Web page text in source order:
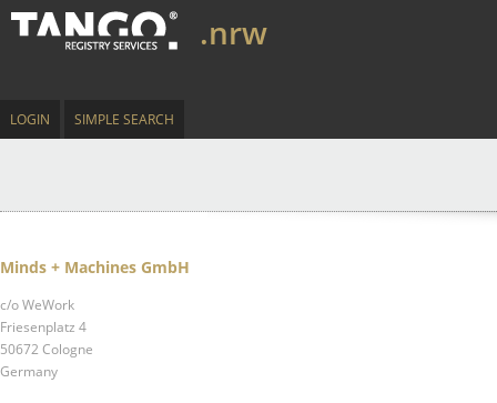
.nrw
LOGIN SIMPLE SEARCH
Minds + Machines GmbH
c/o WeWork
Friesenplatz 4
50672 Cologne
Germany